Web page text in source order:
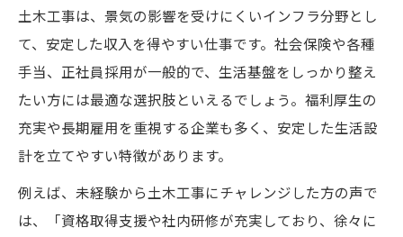
土木工事は、景気の影響を受けにくいインフラ分野とし
て、安定した収入を得やすい仕事です。社会保険や各種
手当、正社員採用が一般的で、生活基盤をしっかり整え
たい方には最適な選択肢といえるでしょう。福利厚生の
充実や長期雇用を重視する企業も多く、安定した生活設
計を立てやすい特徴があります。
例えば、未経験から土木工事にチャレンジした方の声で
は、「資格取得支援や社内研修が充実しており、徐々に